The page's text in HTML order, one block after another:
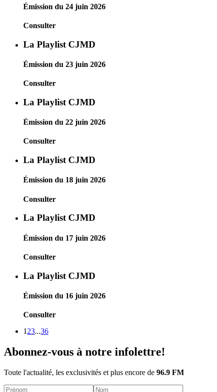
Émission du 24 juin 2026
Consulter
La Playlist CJMD
Émission du 23 juin 2026
Consulter
La Playlist CJMD
Émission du 22 juin 2026
Consulter
La Playlist CJMD
Émission du 18 juin 2026
Consulter
La Playlist CJMD
Émission du 17 juin 2026
Consulter
La Playlist CJMD
Émission du 16 juin 2026
Consulter
1 23...36
Abonnez-vous à notre infolettre!
Toute l'actualité, les exclusivités et plus encore de 96.9 FM